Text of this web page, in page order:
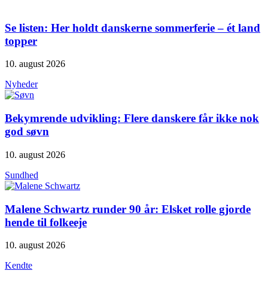
Se listen: Her holdt danskerne sommerferie – ét land
topper
10. august 2026
Nyheder
Bekymrende udvikling: Flere danskere får ikke nok
god søvn
10. august 2026
Sundhed
Malene Schwartz runder 90 år: Elsket rolle gjorde
hende til folkeeje
10. august 2026
Kendte